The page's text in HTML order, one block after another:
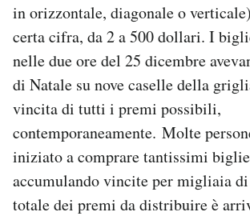
in orizzontale, diagonale o
certa cifra, da 2 a 500 dollari. I
nelle due ore del 25 dicembre
di Natale su nove caselle della
vincita di tutti i premi possibili,
contemporaneamente. Molte
iniziato a comprare tantissimi
accumulando vincite per migliaia
totale dei premi da distribuire è